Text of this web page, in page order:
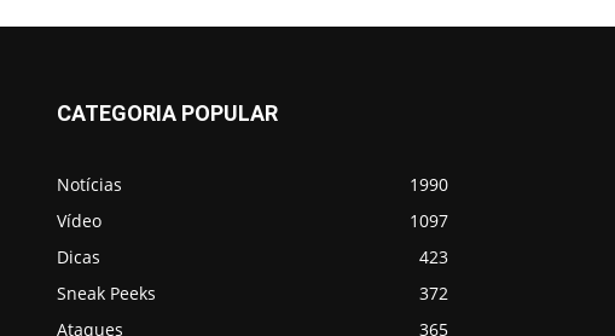
CATEGORIA POPULAR
Notícias
1990
Vídeo
1097
Dicas
423
Sneak Peeks
372
Ataques
365